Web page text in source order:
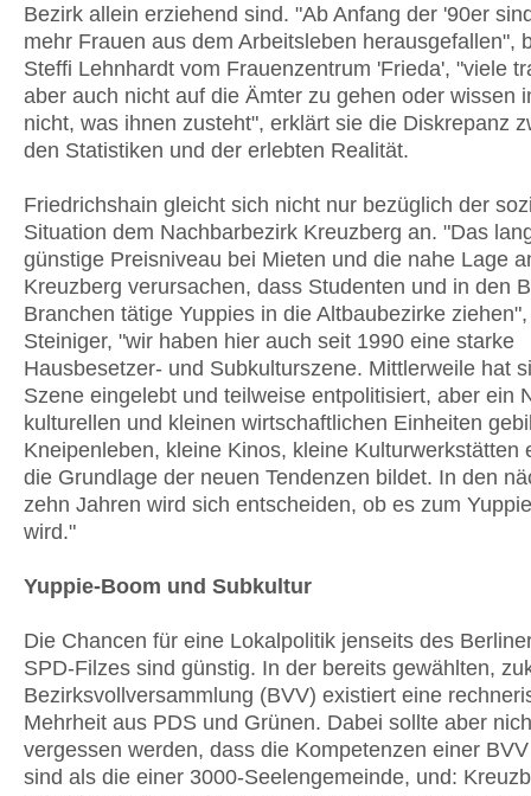
Bezirk allein erziehend sind. "Ab Anfang der '90er
mehr Frauen aus dem Arbeitsleben herausgefallen",
Steffi Lehnhardt vom Frauenzentrum 'Frieda', "viele
aber auch nicht auf die Ämter zu gehen oder wissen
nicht, was ihnen zusteht", erklärt sie die Diskrepanz
den Statistiken und der erlebten Realität.
Friedrichshain gleicht sich nicht nur bezüglich der
Situation dem Nachbarbezirk Kreuzberg an. "Das
günstige Preisniveau bei Mieten und die nahe Lage
Kreuzberg verursachen, dass Studenten und in den
Branchen tätige Yuppies in die Altbaubezirke
Steiniger, "wir haben hier auch seit 1990 eine starke
Hausbesetzer- und Subkulturszene. Mittlerweile hat
Szene eingelebt und teilweise entpolitisiert, aber ein
kulturellen und kleinen wirtschaftlichen Einheiten
Kneipenleben, kleine Kinos, kleine Kulturwerkstätten
die Grundlage der neuen Tendenzen bildet. In den
zehn Jahren wird sich entscheiden, ob es zum
wird."
Yuppie-Boom und Subkultur
Die Chancen für eine Lokalpolitik jenseits des
SPD-Filzes sind günstig. In der bereits gewählten,
Bezirksvollversammlung (BVV) existiert eine
Mehrheit aus PDS und Grünen. Dabei sollte aber
vergessen werden, dass die Kompetenzen einer
sind als die einer 3000-Seelengemeinde, und: